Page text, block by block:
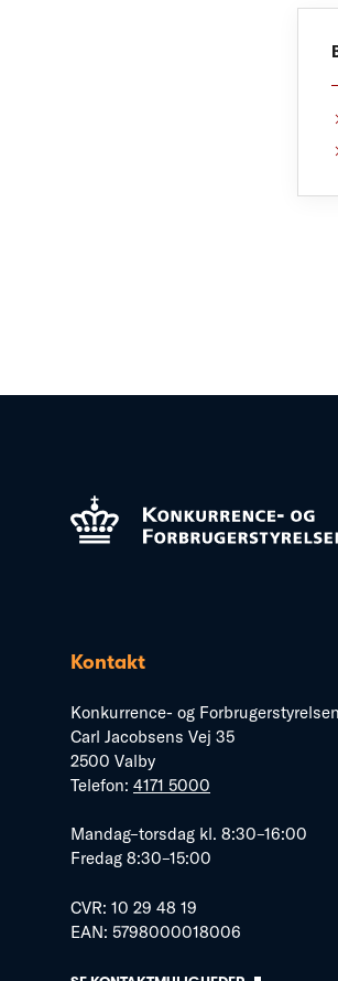
Kontakt
Konkurrence- og Forbrugerstyrelsen
Carl Jacobsens Vej 35
2500 Valby
Telefon: 4171 5000
Mandag–torsdag kl. 8:30–16:00
Fredag 8:30–15:00
CVR: 10 29 48 19
EAN: 5798000018006